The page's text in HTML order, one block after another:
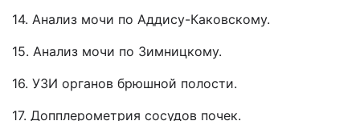
14. Анализ мочи по Аддису-Каковскому.
15. Анализ мочи по Зимницкому.
16. УЗИ органов брюшной полости.
17. Допплерометрия сосудов почек.